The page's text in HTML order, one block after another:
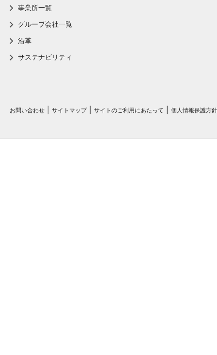
事業所一覧
グループ会社一覧
沿革
サステナビリティ
お問い合わせ サイトマップ サイトのご利用にあたって 個人情報保護方針